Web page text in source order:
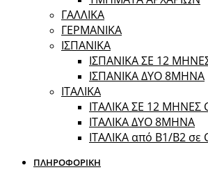
ΓΑΛΛΙΚΑ
ΓΕΡΜΑΝΙΚΑ
ΙΣΠΑΝΙΚΑ
ΙΣΠΑΝΙΚΑ ΣΕ 12
ΙΣΠΑΝΙΚΑ ΔΥΟ 8ΜΗΝΑ
ΙΤΑΛΙΚΑ
ΙΤΑΛΙΚΑ ΣΕ 12 ΜΗΝΕΣ
ΙΤΑΛΙΚΑ ΔΥΟ 8ΜΗΝΑ
ΙΤΑΛΙΚΑ από B1/B2 σε
ΠΛΗΡΟΦΟΡΙΚΗ